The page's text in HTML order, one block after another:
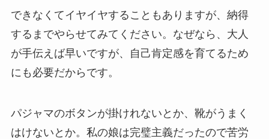
できなくてイヤイヤすることもありますが、納得
するまでやらせてみてください。なぜなら、大人
が手伝えば早いですが、自己肯定感を育てるため
にも必要だからです。
パジャマのボタンが掛けれないとか、靴がうまく
はけないとか。私の娘は完璧主義だったので苦労